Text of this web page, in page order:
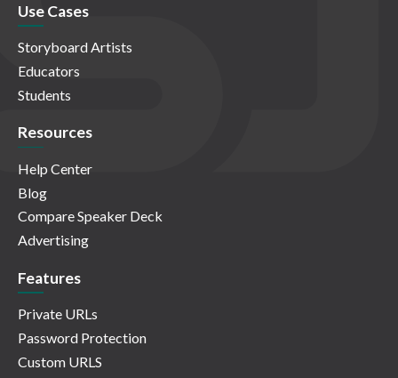
Use Cases
Storyboard Artists
Educators
Students
Resources
Help Center
Blog
Compare Speaker Deck
Advertising
Features
Private URLs
Password Protection
Custom URLS